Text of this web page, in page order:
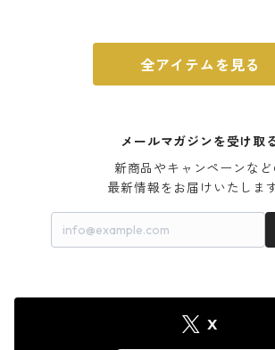
全アイテムを見る
メールマガジンを受け取
新商品やキャンペーンなど
最新情報をお届けいたします
X